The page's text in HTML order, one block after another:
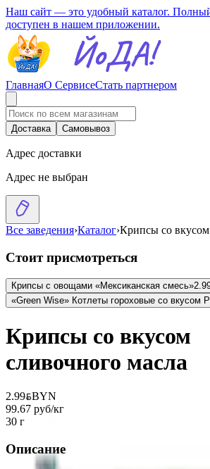
Наш сайт — это удобный каталог.
доступен в нашем приложении.
ГлавнаяО СервисеСтать партнером
Доставка Самовывоз
Адрес доставки
Адрес не выбран
Все заведения›Каталог›Крипсы со вкусом
Стоит присмотреться
Крипсы с овощами «Мексиканская смесь»
«Green Wise» Котлеты гороховые со вкусом
Крипсы со вкусом
сливочного масла
2.99BYNBYN
99.67 руб/кг
30 г
Описание